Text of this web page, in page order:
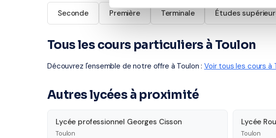
Seconde Première Terminale Études
Tous les cours particuliers à Toulon
Découvrez l'ensemble de notre offre à Toulon : Voir tous les cours à
Autres lycées à proximité
Lycée professionnel Georges Cisson
Toulon
Lycée
Toulon